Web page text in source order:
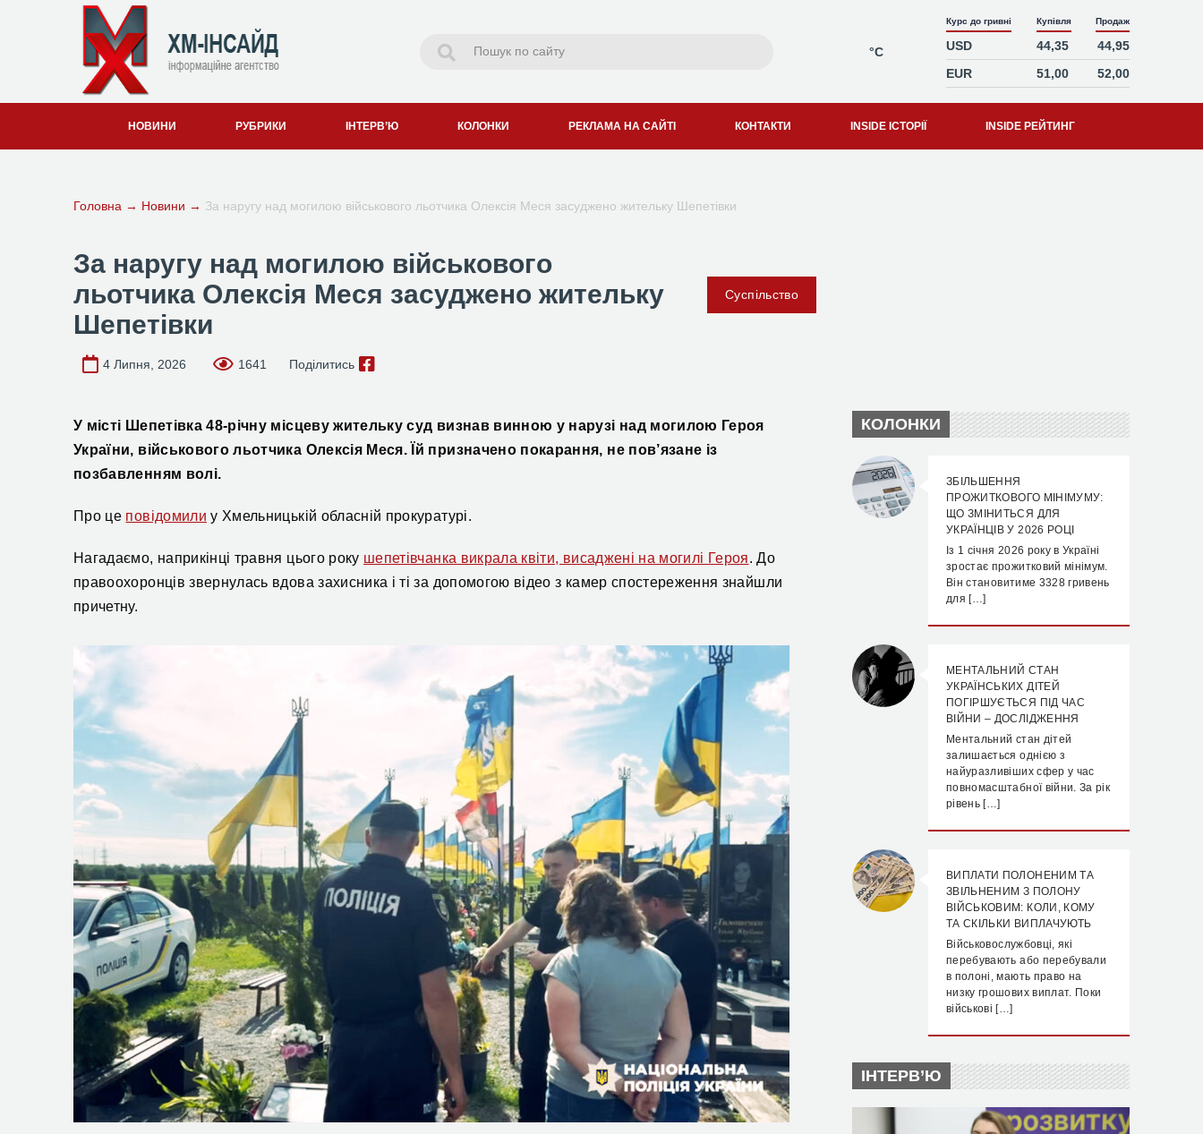
°C
Курс до гривні Купівля Продаж
USD 44,35
44,95
EUR
51,00 52,00
НОВИНИ РУБРИКИ ІНТЕРВ’Ю КОЛОНКИ РЕКЛАМА НА САЙТІ КОНТАКТИ INSIDE ІСТОРІЇ INSIDE РЕЙТИНГ
Головна → Новини → За наругу над могилою військового льотчика Олексія Меся засуджено жительку Шепетівки
За наругу над могилою військового
льотчика Олексія Меся засуджено жительку
Шепетівки
Суспільство
4 Липня, 2026 1641 Поділитись
У місті Шепетівка 48-річну місцеву жительку суд визнав винною у нарузі над могилою Героя
України, військового льотчика Олексія Меся. Їй призначено покарання, не пов’язане із
позбавленням волі.
Про це повідомили у Хмельницькій обласній прокуратурі.
Нагадаємо, наприкінці травня цього року шепетівчанка викрала квіти, висаджені на могилі Героя. До
правоохоронців звернулась вдова захисника і ті за допомогою відео з камер спостереження знайшли
причетну.
КОЛОНКИ
ЗБІЛЬШЕННЯ
ПРОЖИТКОВОГО МІНІМУМУ:
ЩО ЗМІНИТЬСЯ ДЛЯ
УКРАЇНЦІВ У 2026 РОЦІ
Із 1 січня 2026 року в Україні
зростає прожитковий мінімум.
Він становитиме 3328 гривень
для […]
МЕНТАЛЬНИЙ СТАН
УКРАЇНСЬКИХ ДІТЕЙ
ПОГІРШУЄТЬСЯ ПІД ЧАС
ВІЙНИ – ДОСЛІДЖЕННЯ
Ментальний стан дітей
залишається однією з
найуразливіших сфер у час
повномасштабної війни. За рік
рівень […]
ВИПЛАТИ ПОЛОНЕНИМ ТА
ЗВІЛЬНЕНИМ З ПОЛОНУ
ВІЙСЬКОВИМ: КОЛИ, КОМУ
ТА СКІЛЬКИ ВИПЛАЧУЮТЬ
Військовослужбовці, які
перебувають або перебували
в полоні, мають право на
низку грошових виплат. Поки
військові […]
ІНТЕРВ’Ю